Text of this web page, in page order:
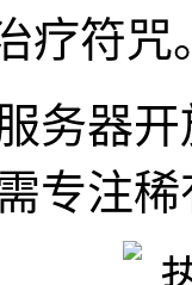
疗符咒
务器
专注